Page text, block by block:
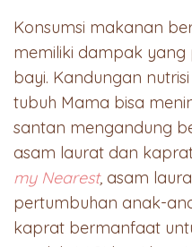
Konsumsi makanan
memiliki dampak yang
bayi. Kandungan
tubuh Mama bisa
santan mengandung
asam laurat dan
my Nearest, asam
pertumbuhan anak-
kaprat bermanfaat